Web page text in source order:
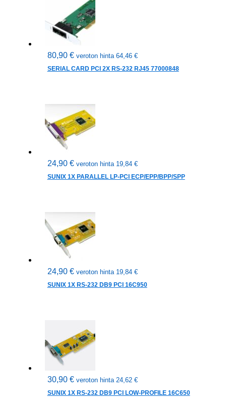
80,90 € veroton hinta 64,46 €
SERIAL CARD PCI 2X RS-232 RJ45 77000848
24,90 € veroton hinta 19,84 €
SUNIX 1X PARALLEL LP-PCI ECP/EPP/BPP/SPP
24,90 € veroton hinta 19,84 €
SUNIX 1X RS-232 DB9 PCI 16C950
30,90 € veroton hinta 24,62 €
SUNIX 1X RS-232 DB9 PCI LOW-PROFILE 16C650